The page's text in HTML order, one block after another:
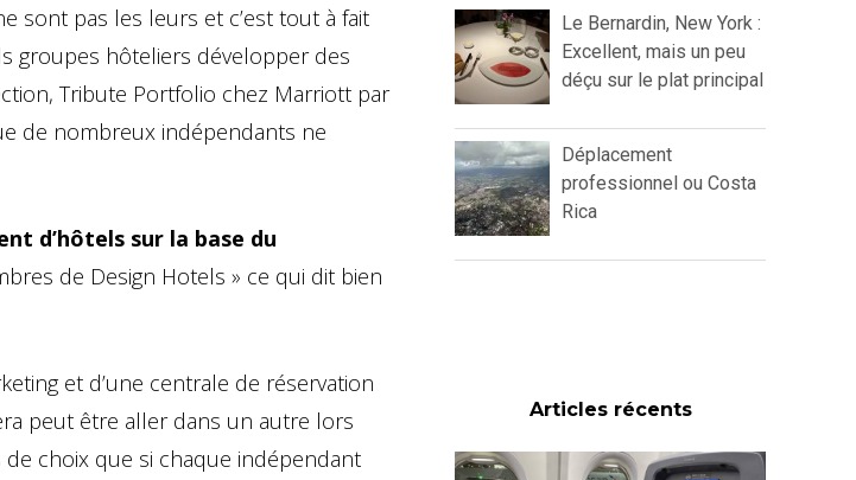
sont pas les leurs et c’est tout à fait
groupes hôteliers développer des
Tribute Portfolio chez Marriott par
de nombreux indépendants ne
d’hôtels sur la base du
de Design Hotels » ce qui dit bien
et d’une centrale de réservation
peut être aller dans un autre lors
choix que si chaque indépendant
Le Bernardin, New York :
Excellent, mais un peu
déçu sur le plat principal
Déplacement
professionnel ou Costa
Rica
Articles récents